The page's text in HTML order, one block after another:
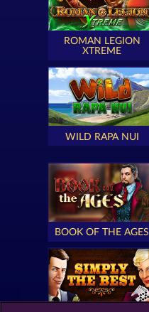
ROMAN LEGION
XTREME
WILD RAPA NUI
BOOK OF THE AGES